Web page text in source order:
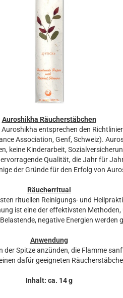
Auroshikha Räucherstäbchen
entsprechen den
Association, Genf, Schweiz).
keine Kinderarbeit,
Qualität, die Jahr für
der Gründe für den Erfolg von
Räucherritual
rituellen Reinigungs- und
ist eine der effektivsten Methoden,
negative Energien
Anwendung
der Spitze anzünden, die Flamme
dafür geeigneten
Inhalt: ca. 14 g